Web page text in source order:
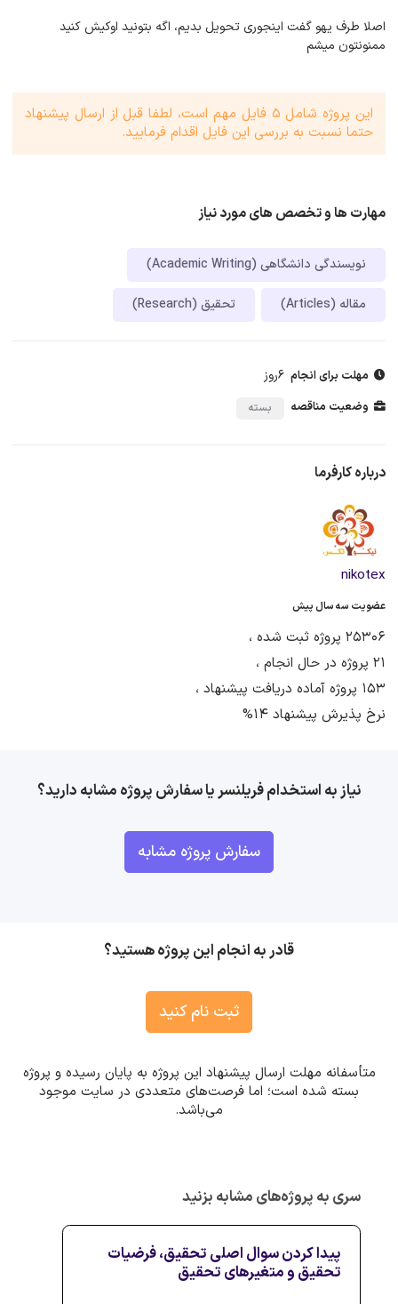
اصلا طرف یهو گفت اینجوری تحویل بدیم، اگه بتونید اوکیش کنید
ممنونتون میشم
این پروژه شامل 5 فایل مهم است، لطفا قبل از ارسال پیشنهاد
حتما نسبت به بررسی این فایل اقدام فرمایید.
مهارت ها و تخصص های مورد نیاز
نویسندگی دانشگاهی (Academic Writing)
مقاله (Articles) تحقیق (Research)
مهلت برای انجام 6روز
وضعیت مناقصه بسته
درباره کارفرما
nikotex
عضویت سه سال پیش
25306 پروژه ثبت شده ،
21 پروژه در حال انجام ،
153 پروژه آماده دریافت پیشنهاد ،
نرخ پذیرش پیشنهاد 14%
نیاز به استخدام فریلنسر یا سفارش پروژه مشابه دارید؟
سفارش پروژه مشابه
قادر به انجام این پروژه هستید؟
ثبت نام کنید
متأسفانه مهلت ارسال پیشنهاد این پروژه به پایان رسیده و پروژه
بسته شده است؛ اما فرصت‌های متعددی در سایت موجود
می‌باشد.
سری به پروژه‌های مشابه بزنید
پیدا کردن سوال اصلی تحقیق، فرضیات
تحقیق و متغیرهای تحقیق